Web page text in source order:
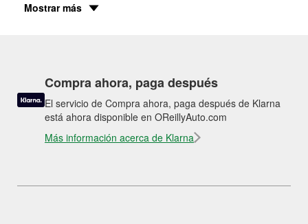
Mostrar más
Compra ahora, paga después
El servicio de Compra ahora, paga después de Klarna
está ahora disponible en OReillyAuto.com
Más información acerca de Klarna